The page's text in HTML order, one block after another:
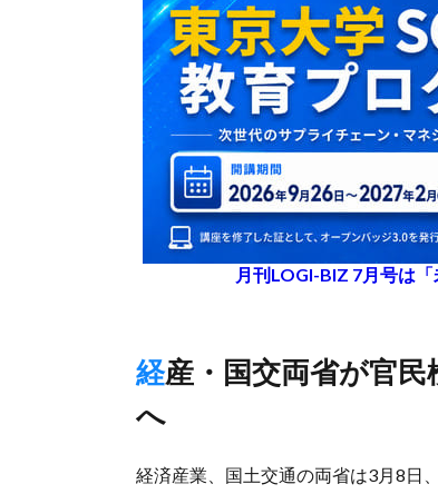
月刊LOGI-BIZ 7月号は
経産・国交両省が官民検討会議のロードマップ公表、政策推進
へ
経済産業、国土交通の両省は3月8日